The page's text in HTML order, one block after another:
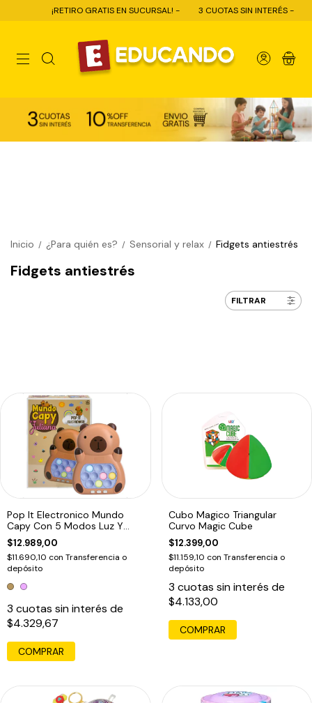
¡RETIRO GRATIS EN SUCURSAL! - 3 CUOTAS SIN INTERÉS - 10% OFF
0
Inicio / ¿Para quién es? / Sensorial y relax / Fidgets antiestrés
Fidgets antiestrés
FILTRAR
Pop It Electronico Mundo
Capy Con 5 Modos Luz Y
Sonido Marron1
$12.989,00
$11.690,10 con Transferencia o
depósito
3 cuotas sin interés de
$4.329,67
COMPRAR
Cubo Magico Triangular
Curvo Magic Cube
$12.399,00
$11.159,10 con Transferencia o
depósito
3 cuotas sin interés de
$4.133,00
COMPRAR